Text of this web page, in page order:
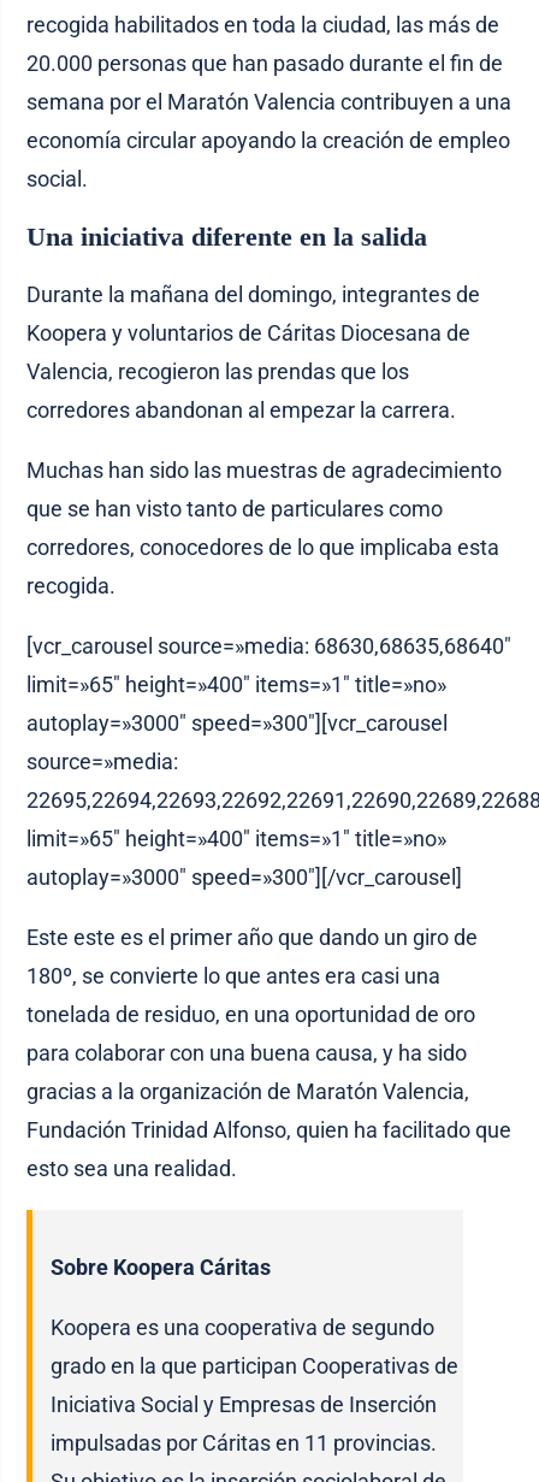
recogida habilitados en toda la ciudad, las más de
20.000 personas que han pasado durante el fin de
semana por el Maratón Valencia contribuyen a una
economía circular apoyando la creación de empleo
social.
Una iniciativa diferente en la salida
Durante la mañana del domingo, integrantes de
Koopera y voluntarios de Cáritas Diocesana de
Valencia, recogieron las prendas que los
corredores abandonan al empezar la carrera.
Muchas han sido las muestras de agradecimiento
que se han visto tanto de particulares como
corredores, conocedores de lo que implicaba esta
recogida.
[vcr_carousel source=»media: 68630,68635,68640″
limit=»65″ height=»400″ items=»1″ title=»no»
autoplay=»3000″ speed=»300″][vcr_carousel
source=»media:
limit=»65″ height=»400″ items=»1″ title=»no»
autoplay=»3000″ speed=»300″][/vcr_carousel]
Este este es el primer año que dando un giro de
180º, se convierte lo que antes era casi una
tonelada de residuo, en una oportunidad de oro
para colaborar con una buena causa, y ha sido
gracias a la organización de Maratón Valencia,
Fundación Trinidad Alfonso, quien ha facilitado que
esto sea una realidad.
Sobre Koopera Cáritas
Koopera es una cooperativa de segundo
grado en la que participan Cooperativas de
Iniciativa Social y Empresas de Inserción
impulsadas por Cáritas en 11 provincias.